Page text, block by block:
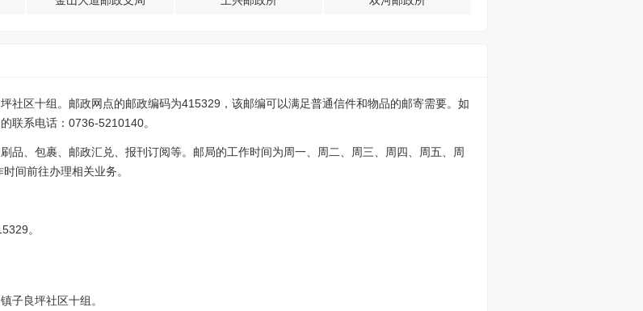
社区十组。邮政网点的邮政编码为415329，该邮编可以满足普通信件和物品的邮寄需要。如
联系电话：0736-5210140。
品、包裹、邮政汇兑、报刊订阅等。邮局的工作时间为周一、周二、周三、周四、周五、周
间前往办理相关业务。
。
子良坪社区十组。